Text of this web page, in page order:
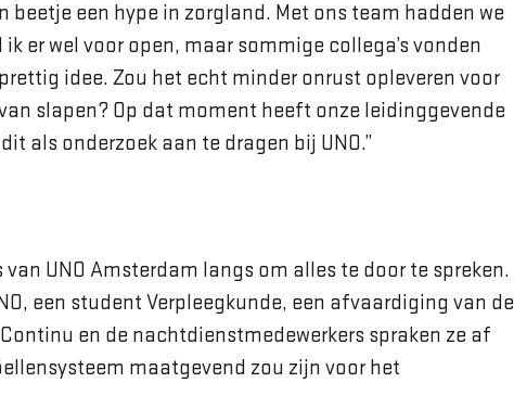
beetje een hype in zorgland. Met ons team hadden we
er wel voor open, maar sommige collega’s vonden
idee. Zou het echt minder onrust opleveren voor
slapen? Op dat moment heeft onze leidinggevende
als onderzoek aan te dragen bij UNO.”
van UNO Amsterdam langs om alles te door te spreken.
een student Verpleegkunde, een afvaardiging van de
en de nachtdienstmedewerkers spraken ze af
maatgevend zou zijn voor het